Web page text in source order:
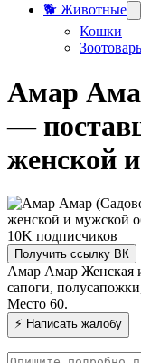
🐕 Животные
Кошки
Амар
—
женской
10K подписчиков
Получить ссылку ВК
Амар Амар Женская
сапоги,
Место 60.